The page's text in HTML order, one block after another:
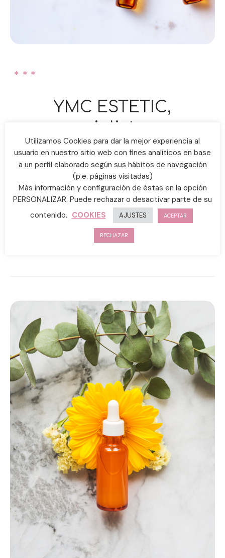
YMC ESTETIC,
especialistas en
tratamientos con
vitamina C
Para cuidar todo tipo de pieles.
La vitamina C es un activo natural que
corrige los
signos del envejecimiento y mantiene la piel bella
y luminosa
Utilizamos Cookies para dar la mejor experiencia al
usuario en nuestro sitio web con fines analíticos en base
a un perfil elaborado según sus hábitos de navegación
(p.e. páginas visitadas)
Más información y configuración de éstas en la opción
PERSONALIZAR. Puede rechazar o desactivar parte de su
contenido. COOKIES AJUSTES ACEPTAR
RECHAZAR